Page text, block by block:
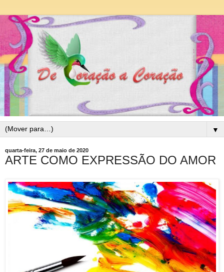
▼
quarta-feira, 27 de maio de 2020
ARTE COMO EXPRESSÃO DO AMOR